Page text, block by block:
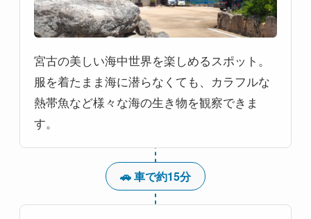
宮古の美しい海中世界を楽しめるスポット。
服を着たまま海に潜らなくても、カラフルな
熱帯魚など様々な海の生き物を観察できま
す。
🚗 車で約15分